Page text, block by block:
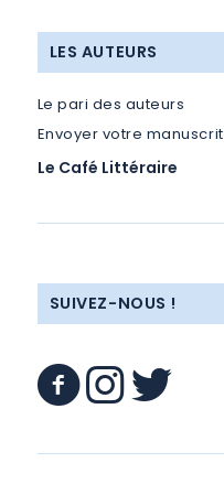
LES AUTEURS
Le pari des auteurs
Envoyer votre manuscrit
Le Café Littéraire
SUIVEZ-NOUS !